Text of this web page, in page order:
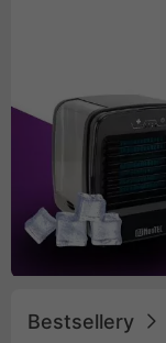
Bestsellery